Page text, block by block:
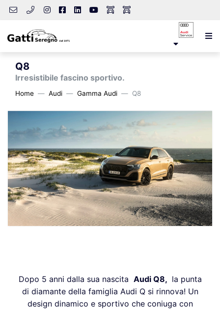
Q8
Irresistibile fascino sportivo.
Home Audi Gamma Audi Q8
Dopo 5 anni dalla sua nascita Audi Q8, la punta
di diamante della famiglia Audi Q si rinnova! Un
design dinamico e sportivo che coniuga con